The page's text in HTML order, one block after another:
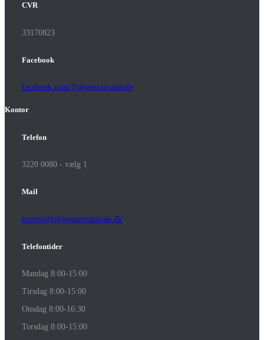
CVR
33170823
Facebook
facebook.com/Tybjergprivatskole
Kontor
Telefon
3220 0080 - vælg 1
Mail
kontor@tybjergprivatskole.dk
Telefontider
Mandag 8:00-15:00
Tirsdag 8:00-15:00
Onsdag 8:00-16:30
Torsdag 8:00-15:00